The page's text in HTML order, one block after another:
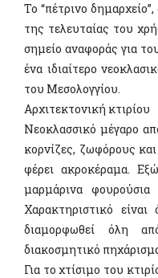
Το “πέτρινο
της τελευταίας του
σημείο αναφοράς για
ένα ιδιαίτερο
του Μεσολογγίου.
Αρχιτεκτονική κτιρίου
Νεοκλασσικό μέγαρο
κορνίζες, ζωφόρους
φέρει ακροκέραμα.
μαρμάρινα φουρούσια
Χαρακτηριστικό
διαμορφωθεί όλη
διακοσμητικό
Για το χτίσιμο του